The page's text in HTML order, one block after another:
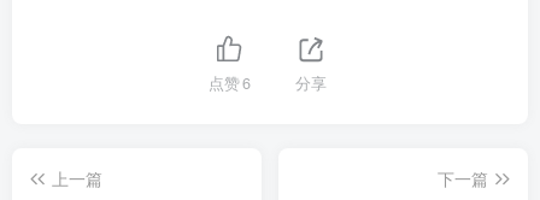
点赞6 分享
上一篇
下一篇